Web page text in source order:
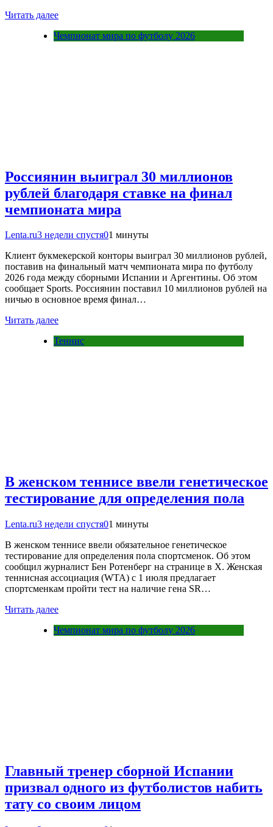
Читать далее
Чемпионат мира по футболу 2026
Россиянин выиграл 30 миллионов
рублей благодаря ставке на финал
чемпионата мира
Lenta.ru3 недели спустя01 минуты
Клиент букмекерской конторы выиграл 30 миллионов рублей,
поставив на финальный матч чемпионата мира по футболу
2026 года между сборными Испании и Аргентины. Об этом
сообщает Sports. Россиянин поставил 10 миллионов рублей на
ничью в основное время финал…
Читать далее
Теннис
В женском теннисе ввели генетическое
тестирование для определения пола
Lenta.ru3 недели спустя01 минуты
В женском теннисе ввели обязательное генетическое
тестирование для определения пола спортсменок. Об этом
сообщил журналист Бен Ротенберг на странице в Х. Женская
теннисная ассоциация (WTA) с 1 июля предлагает
спортсменкам пройти тест на наличие гена SR…
Читать далее
Чемпионат мира по футболу 2026
Главный тренер сборной Испании
призвал одного из футболистов набить
тату со своим лицом